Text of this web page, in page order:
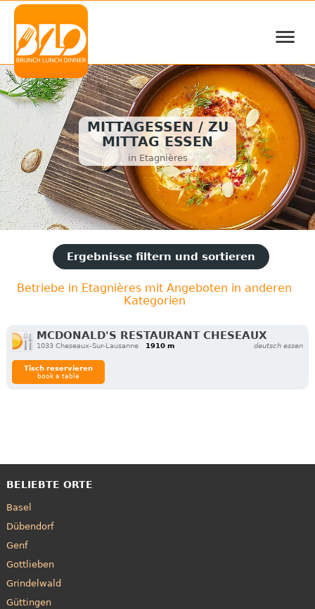
≡
MITTAGESSEN / ZU
MITTAG ESSEN
in Etagnières
Ergebnisse filtern und sortieren
Betriebe in Etagnières mit Angeboten in anderen
Kategorien
MCDONALD'S RESTAURANT CHESEAUX
1033 Cheseaux-Sur-Lausanne 1910 m deutsch essen
Tisch reservieren
book a table
BELIEBTE ORTE
Basel
Dübendorf
Genf
Gottlieben
Grindelwald
Güttingen